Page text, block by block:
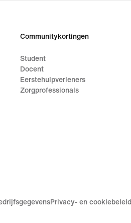
Communitykortingen
Student
Docent
Eerstehulpverleners
Zorgprofessionals
Privacy- en cookiebeleid